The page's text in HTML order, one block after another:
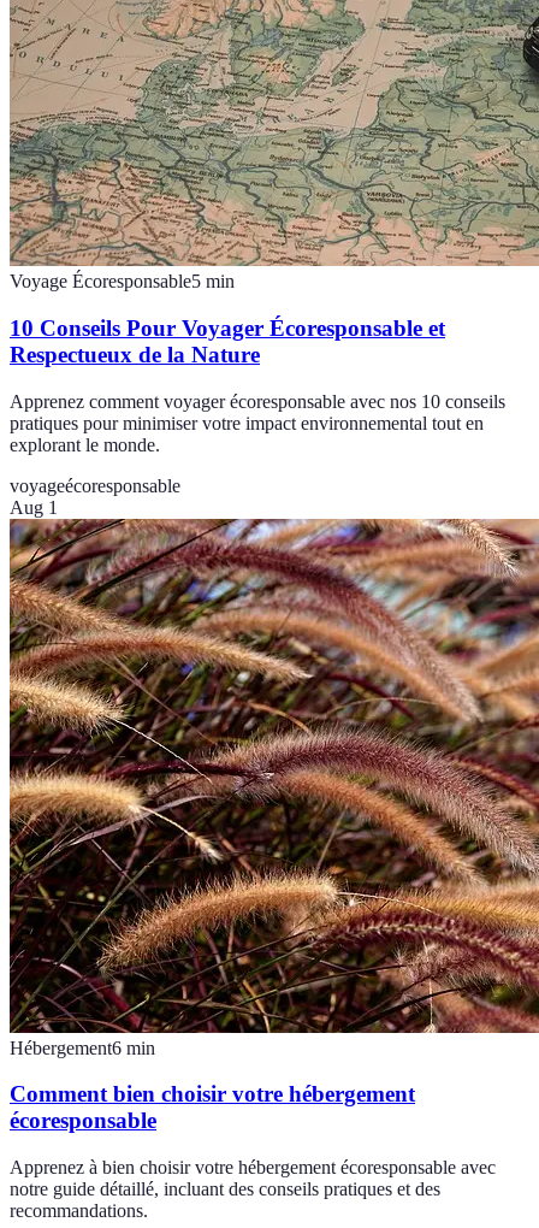
Voyage Écoresponsable5 min
10 Conseils Pour Voyager Écoresponsable et
Respectueux de la Nature
Apprenez comment voyager écoresponsable avec nos 10 conseils
pratiques pour minimiser votre impact environnemental tout en
explorant le monde.
voyageécoresponsable
Aug 1
Hébergement6 min
Comment bien choisir votre hébergement
écoresponsable
Apprenez à bien choisir votre hébergement écoresponsable avec
notre guide détaillé, incluant des conseils pratiques et des
recommandations.